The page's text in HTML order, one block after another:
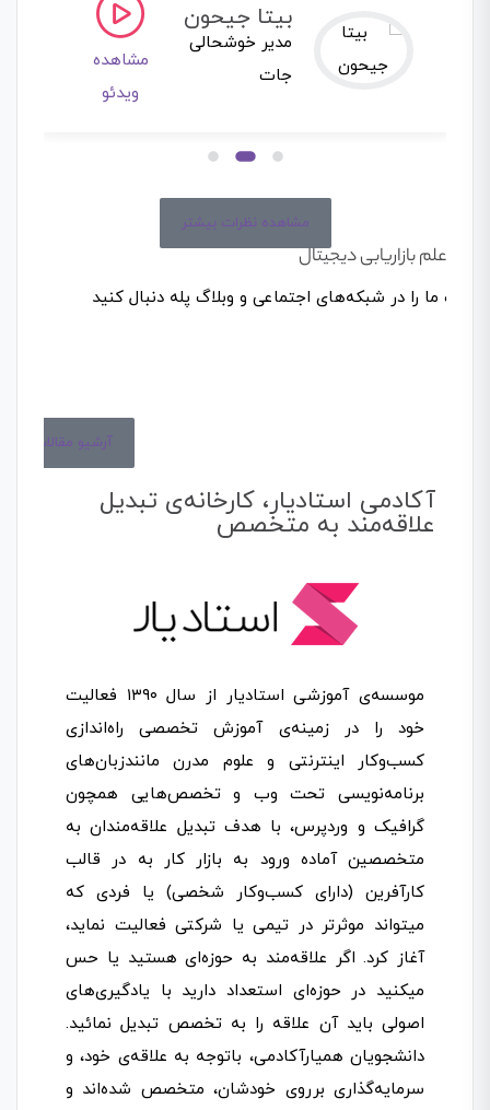
بیتا جیحون
مدیر خوشحالی
جات
مشاهده
ویدئو
مشاهده نظرات بیشتر
هنر و علم بازاریابی دیجیتال
مطالب ما را در شبکه‌های اجتماعی و وبلاگ پله دنبال کنید
آرشیو مقالات
آکادمی استادیار، کارخانه‌ی تبدیل
علاقه‌مند به متخصص
موسسه‌ی آموزشی استادیار از سال ۱۳۹۰ فعالیت
خود را در زمینه‌ی آموزش تخصصی راه‌اندازی
کسب‌و‌کار اینترنتی و علوم مدرن مانندزبان‌های
برنامه‌نویسی تحت وب و تخصص‌هایی همچون
گرافیک و وردپرس، با هدف تبدیل علاقه‌مندان به
متخصصین آماده ورود به بازار کار به در قالب
کارآفرین (دارای کسب‌وکار شخصی) یا فردی که
میتواند موثرتر در تیمی یا شرکتی فعالیت نماید،
آغاز کرد. اگر علاقه‌مند به حوزه‌ای هستید یا حس
میکنید در حوزه‌ای استعداد دارید با یادگیری‌های
اصولی باید آن علاقه را به تخصص تبدیل نمائید.
دانشجویان همیارآکادمی، باتوجه به علاقه‌ی خود، و
سرمایه‌گذاری برروی خودشان، متخصص شده‌اند و